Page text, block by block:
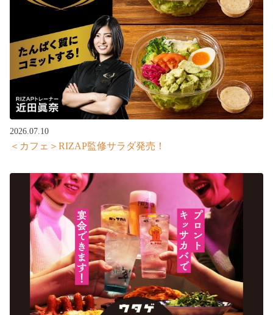
2026.07.10
＜カフェ＞RIZAP監修サラダ発売！